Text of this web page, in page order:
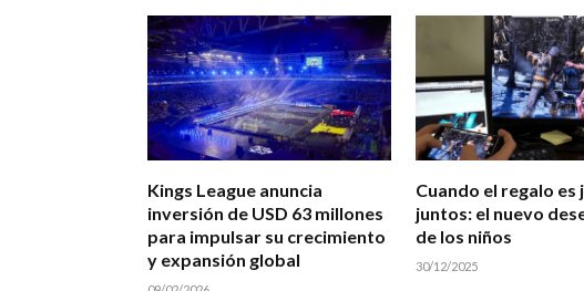
Kings League anuncia
inversión de USD 63 millones
para impulsar su crecimiento
y expansión global
Cuando el regalo es
juntos: el nuevo
de los niños
30/12/2025